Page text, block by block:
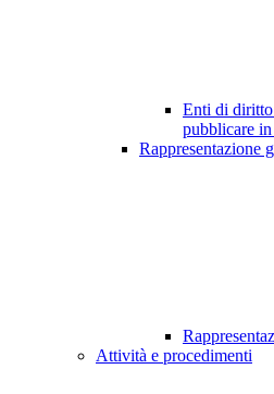
Enti di
pubblicare
Rappresentazione
Attività e procedimenti